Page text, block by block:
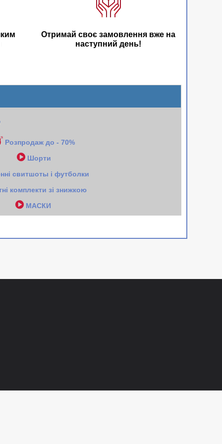
Отримай своє замовлення вже на
наступний день!
Розпродаж до - 70%
Шорти
свитшоты і футболки
комплекти зі знижкою
МАСКИ